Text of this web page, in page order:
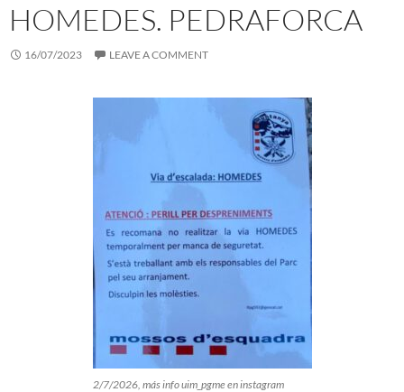
HOMEDES. PEDRAFORCA
16/07/2023 LEAVE A COMMENT
2/7/2026, más info uim_pgme en instagram